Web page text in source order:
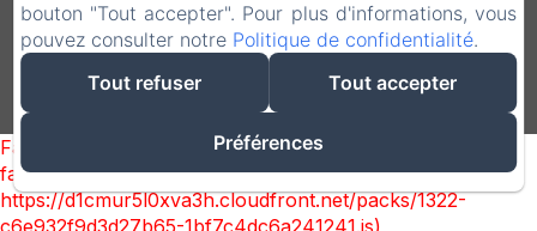
EN FR
Créé par Amenitiz
Conditions Générales de Vente
Failed to load BookingEngine/index: Loading chunk 1322
failed. (missing:
https://d1cmur5l0xva3h.cloudfront.net/packs/1322-
bouton "Tout accepter". Pour plus d'informations, vous
pouvez consulter notre Politique de confidentialité.
Tout refuser
Tout accepter
Préférences